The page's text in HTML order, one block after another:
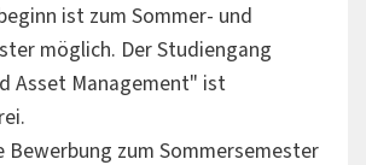
ist zum Sommer- und
möglich. Der Studiengang
Asset Management" ist
Bewerbung zum Sommersemester